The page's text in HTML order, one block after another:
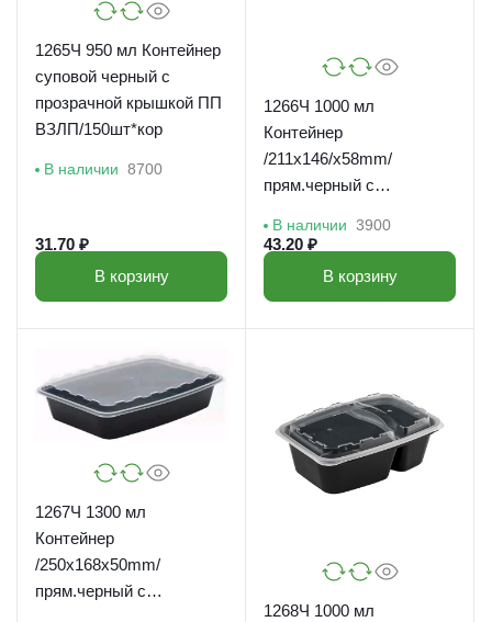
1265Ч 950 мл Контейнер
суповой черный с
прозрачной крышкой ПП
ВЗЛП/150шт*кор
В наличии 8700
31.70 ₽
В корзину
1266Ч 1000 мл
Контейнер
/211x146/x58mm/
прям.черный с
шт*кор
В наличии 3900
43.20 ₽
В корзину
1267Ч 1300 мл
Контейнер
/250x168x50mm/
прям.черный с
1268Ч 1000 мл